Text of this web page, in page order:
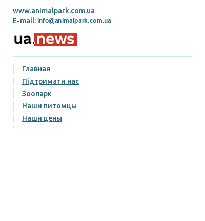
www.animalpark.com.ua
E-mail:
Главная
Підтримати нас
Зоопарк
Наши питомцы
Наши цены